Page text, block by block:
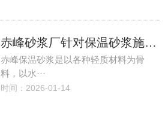
赤峰砂浆厂针对保温砂浆施工进行解析
赤峰保温砂浆是以各种轻质材料为骨
料，以水···
时间：2026-01-14